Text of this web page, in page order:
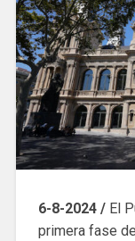
6-8-2024 /El
primera fase